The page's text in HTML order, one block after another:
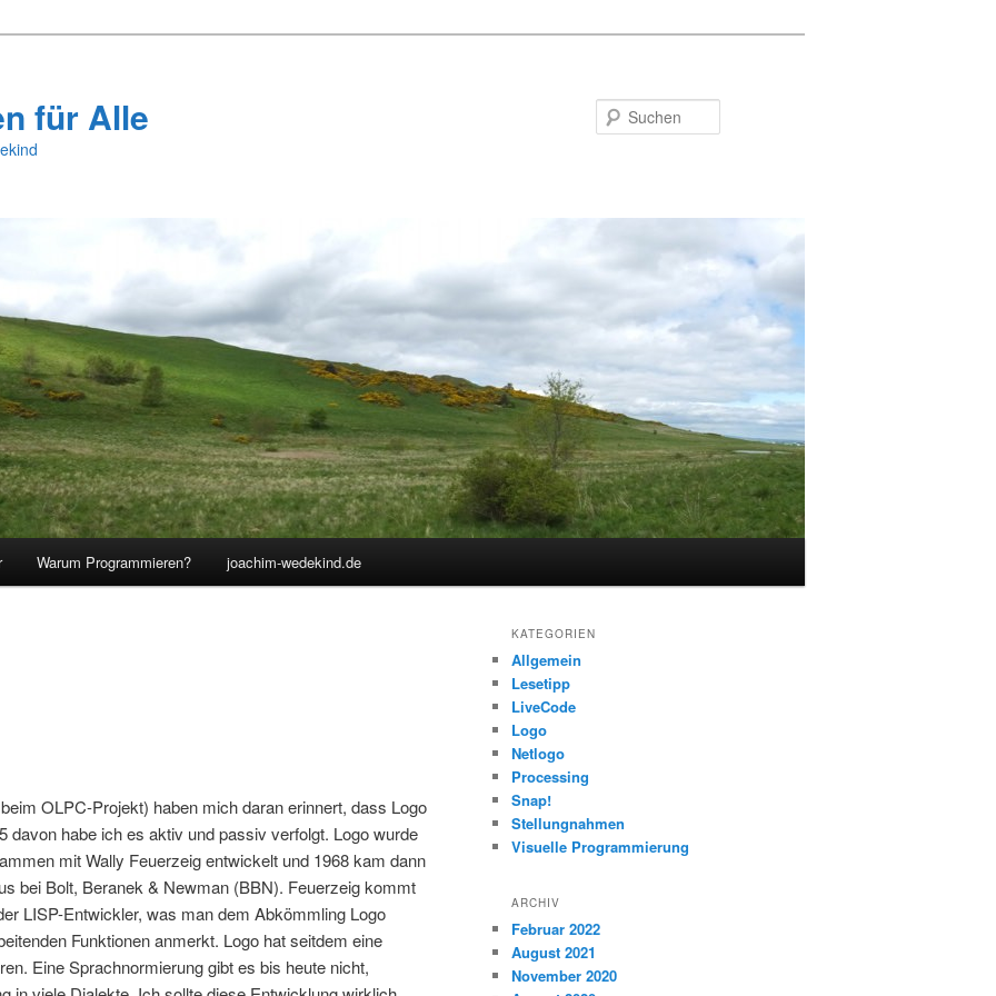
für Alle
Warum Programmieren? joachim-wedekind.de
OLPC-Projekt) haben mich daran erinnert, dass Logo
davon habe ich es aktiv und passiv verfolgt. Logo wurde
mit Wally Feuerzeig entwickelt und 1968 kam dann
bei Bolt, Beranek & Newman (BBN). Feuerzeig kommt
LISP-Entwickler, was man dem Abkömmling Logo
Funktionen anmerkt. Logo hat seitdem eine
Eine Sprachnormierung gibt es bis heute nicht,
KATEGORIEN
Allgemein
Lesetipp
LiveCode
Logo
Netlogo
Processing
Snap!
Stellungnahmen
Visuelle Programmierung
ARCHIV
Februar 2022
August 2021
November 2020